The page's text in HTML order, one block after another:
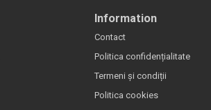
Information
Contact
Politica confidențialitate
Termeni și condiții
Politica cookies